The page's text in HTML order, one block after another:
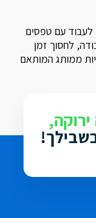
עם טפסים
לחסוך זמן
ממותג המותאם